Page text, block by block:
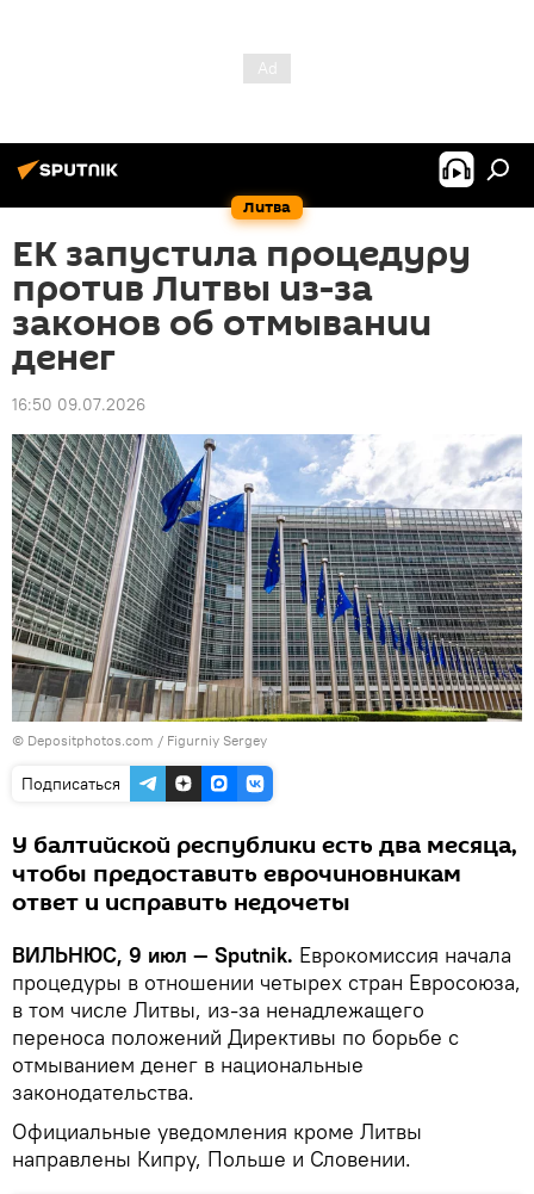
Литва
ЕК запустила процедуру
против Литвы из-за
законов об отмывании
денег
16:50 09.07.2026
© Depositphotos.com / Figurniy Sergey
Подписаться
У балтийской республики есть два месяца,
чтобы предоставить еврочиновникам
ответ и исправить недочеты
ВИЛЬНЮС, 9 июл — Sputnik. Еврокомиссия начала
процедуры в отношении четырех стран Евросоюза,
в том числе Литвы, из-за ненадлежащего
переноса положений Директивы по борьбе с
отмыванием денег в национальные
законодательства.
Официальные уведомления кроме Литвы
направлены Кипру, Польше и Словении.